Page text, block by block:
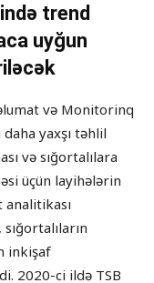
trend
uyğun
və Monitorinq
yaxşı təhlil
və sığortalılara
üçün layihələrin
analitikası
inkişaf
2020-ci ildə TSB